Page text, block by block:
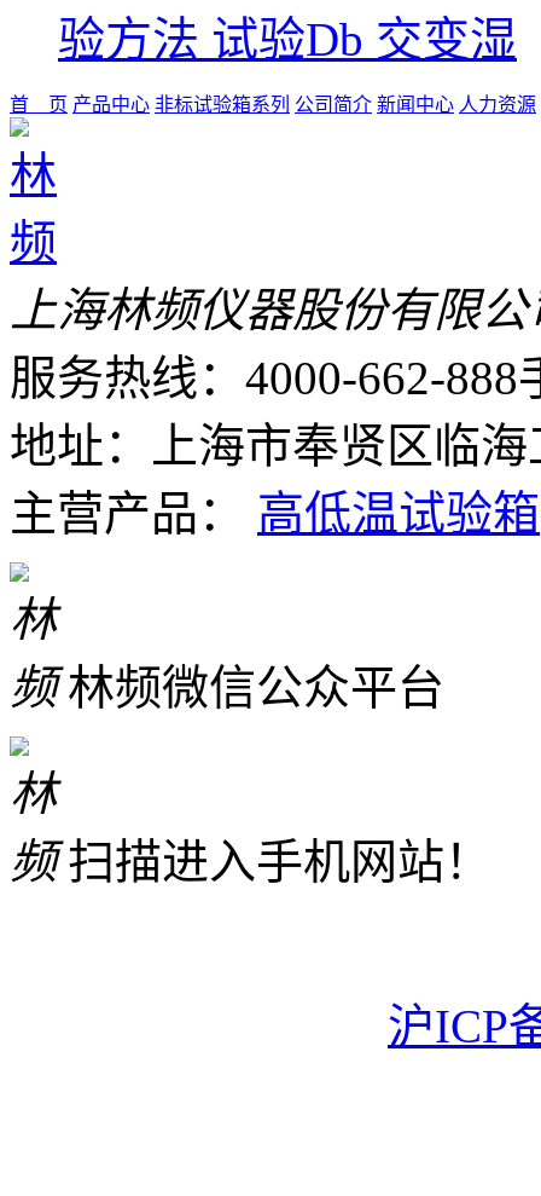
验方法 试验Db 交变湿
首 页 产品中心 非标试验箱系列 公司简介 新闻中心 人力资源
上海林频仪器股份有限公
服务热线：4000-662-888
地址：上海市奉贤区临
主营产品： 高低温试验箱
林频微信公众平台
扫描进入手机网站！
沪ICP